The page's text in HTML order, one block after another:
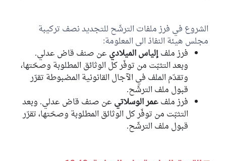
الشروع في فرز ملفات الترشّح للتجديد نصف تركيبة
مجلس هيئة النفاذ الى المعلومة:
فرز ملفإلياس الميلادي عن صنف قاض عدلي.
وبعد التثبّت من توفّر كل الوثائق المطلوبة وصحّتها،
وتقدّم الملف في الآجال القانونية المضبوطة تقرّر
قبول ملف الترشّح.
فرز ملفعمر الوسلاتي عن صنف قاض عدلي. وبعد
التثبّت من توفّر كل الوثائق المطلوبة وصحّتها، تقرّر
قبول ملف الترشّح.